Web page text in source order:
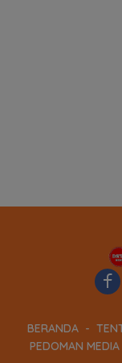
BERANDA
PEDOMAN MEDIA